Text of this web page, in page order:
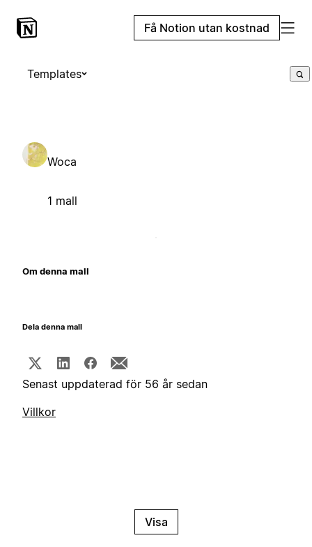
Få Notion utan kostnad
Templates
Woca
1 mall
Om denna mall
Dela denna mall
Senast uppdaterad för 56 år sedan
Villkor
Visa